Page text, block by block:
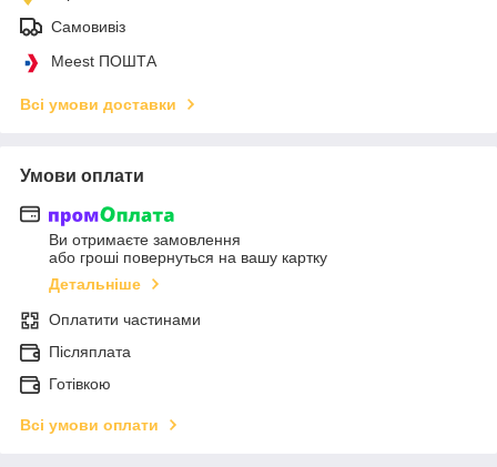
Самовивіз
Meest ПОШТА
Всі умови доставки
Умови оплати
Ви отримаєте замовлення
або гроші повернуться на вашу картку
Детальніше
Оплатити частинами
Післяплата
Готівкою
Всі умови оплати